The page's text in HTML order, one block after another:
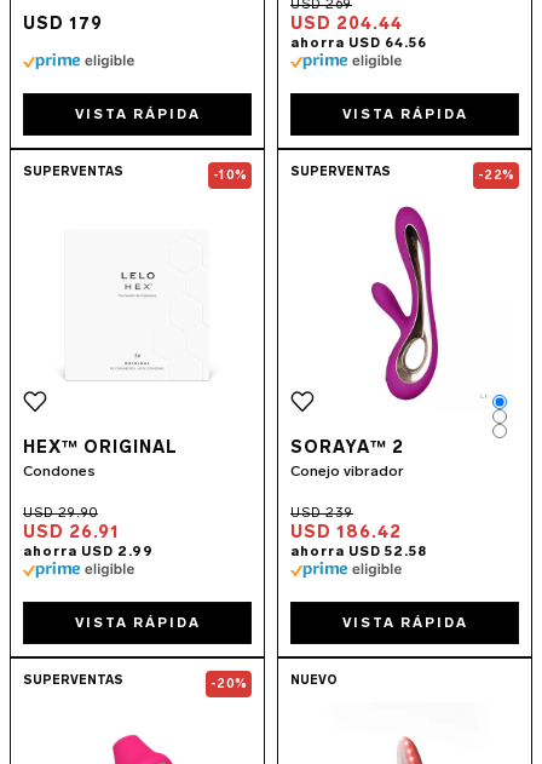
USD 179
VISTA RÁPIDA
USD 204.44
VISTA RÁPIDA
Go to theHEX™ Originalpage
SUPERVENTAS -10%
HEX™ ORIGINAL
Condones
USD 26.91
VISTA RÁPIDA
Go to the
SUPERVENTAS -22%
SORAYA™ 2
Conejo vibrador
USD 186.42
VISTA RÁPIDA
Go to theSONA™ 2 Cruise
SUPERVENTAS -20% NUEVO